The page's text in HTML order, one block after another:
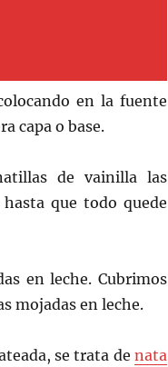
en la fuente
capa o base.
de vainilla las
que todo quede
en leche. Cubrimos
mojadas en leche.
se trata de nata